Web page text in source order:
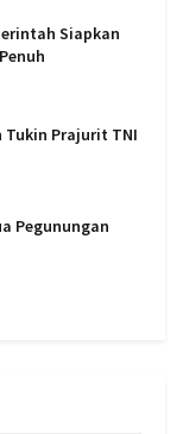
Siapkan
Tukin Prajurit TNI
Pegunungan